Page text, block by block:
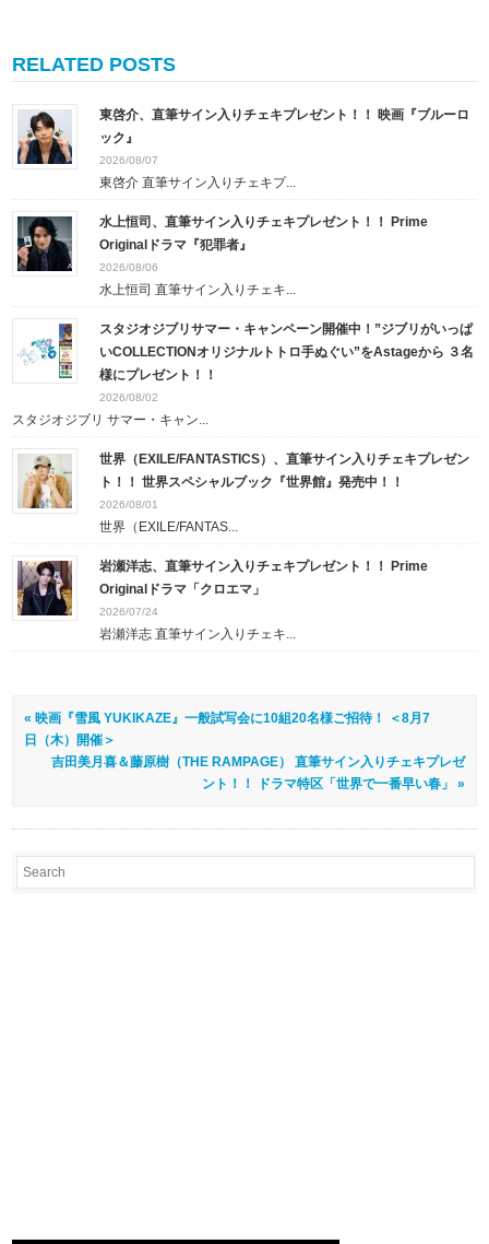
RELATED POSTS
東啓介、直筆サイン入りチェキプレゼント！！ 映画『ブルーロ
ック』
2026/08/07
東啓介 直筆サイン入りチェキプ...
水上恒司、直筆サイン入りチェキプレゼント！！ Prime
Originalドラマ『犯罪者』
2026/08/06
水上恒司 直筆サイン入りチェキ...
スタジオジブリサマー・キャンペーン開催中！”ジブリがいっぱ
いCOLLECTIONオリジナルトトロ手ぬぐい”をAstageから ３名
様にプレゼント！！
2026/08/02
スタジオジブリ サマー・キャン...
世界（EXILE/FANTASTICS）、直筆サイン入りチェキプレゼン
ト！！ 世界スペシャルブック『世界館』発売中！！
2026/08/01
世界（EXILE/FANTAS...
岩瀬洋志、直筆サイン入りチェキプレゼント！！ Prime
Originalドラマ「クロエマ」
2026/07/24
岩瀬洋志 直筆サイン入りチェキ...
« 映画『雪風 YUKIKAZE』一般試写会に10組20名様ご招待！ ＜8月7
日（木）開催＞
吉田美月喜＆藤原樹（THE RAMPAGE） 直筆サイン入りチェキプレゼ
ント！！ ドラマ特区「世界で一番早い春」 »